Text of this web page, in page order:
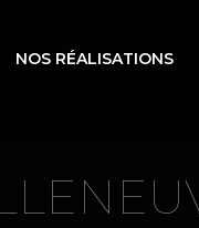
NOS RÉALISATIONS